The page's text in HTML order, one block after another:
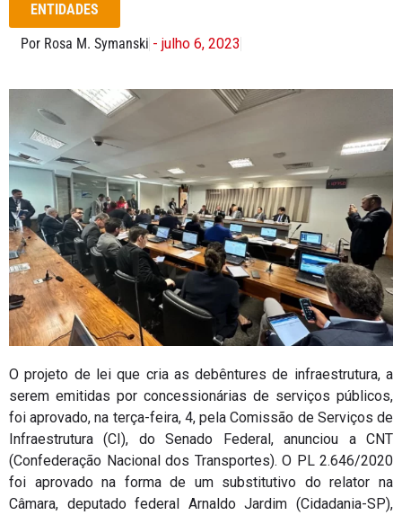
ENTIDADES
Por Rosa M. Symanski - julho 6, 2023
O projeto de lei que cria as debêntures de infraestrutura, a
serem emitidas por concessionárias de serviços públicos,
foi aprovado, na terça-feira, 4, pela Comissão de Serviços de
Infraestrutura (CI), do Senado Federal, anunciou a CNT
(Confederação Nacional dos Transportes). O PL 2.646/2020
foi aprovado na forma de um substitutivo do relator na
Câmara, deputado federal Arnaldo Jardim (Cidadania-SP),